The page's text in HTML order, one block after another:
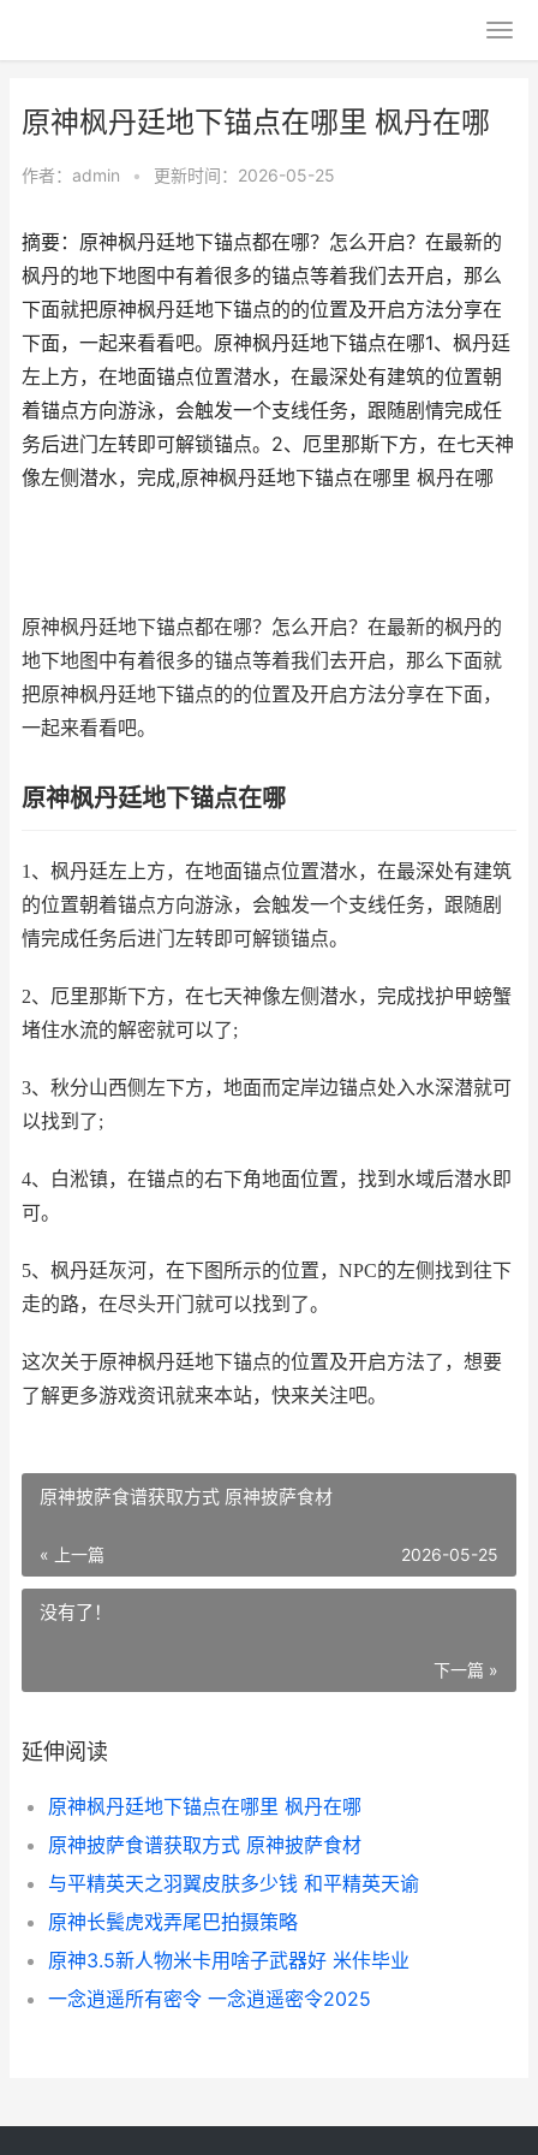
原神枫丹廷地下锚点在哪里 枫丹在哪
作者： admin • 更新时间：2026-05-25
摘要：原神枫丹廷地下锚点都在哪？怎么开启？在最新的
枫丹的地下地图中有着很多的锚点等着我们去开启，那么
下面就把原神枫丹廷地下锚点的的位置及开启方法分享在
下面，一起来看看吧。原神枫丹廷地下锚点在哪1、枫丹廷
左上方，在地面锚点位置潜水，在最深处有建筑的位置朝
着锚点方向游泳，会触发一个支线任务，跟随剧情完成任
务后进门左转即可解锁锚点。2、厄里那斯下方，在七天神
像左侧潜水，完成,原神枫丹廷地下锚点在哪里 枫丹在哪
原神枫丹廷地下锚点都在哪？怎么开启？在最新的枫丹的
地下地图中有着很多的锚点等着我们去开启，那么下面就
把原神枫丹廷地下锚点的的位置及开启方法分享在下面，
一起来看看吧。
原神枫丹廷地下锚点在哪
1、枫丹廷左上方，在地面锚点位置潜水，在最深处有建筑
的位置朝着锚点方向游泳，会触发一个支线任务，跟随剧
情完成任务后进门左转即可解锁锚点。
2、厄里那斯下方，在七天神像左侧潜水，完成找护甲螃蟹
堵住水流的解密就可以了;
3、秋分山西侧左下方，地面而定岸边锚点处入水深潜就可
以找到了;
4、白淞镇，在锚点的右下角地面位置，找到水域后潜水即
可。
5、枫丹廷灰河，在下图所示的位置，NPC的左侧找到往下
走的路，在尽头开门就可以找到了。
这次关于原神枫丹廷地下锚点的位置及开启方法了，想要
了解更多游戏资讯就来本站，快来关注吧。
原神披萨食谱获取方式 原神披萨食材
« 上一篇 2026-05-25
没有了！
下一篇 »
延伸阅读
原神枫丹廷地下锚点在哪里 枫丹在哪
原神披萨食谱获取方式 原神披萨食材
与平精英天之羽翼皮肤多少钱 和平精英天谕
原神长鬓虎戏弄尾巴拍摄策略
原神3.5新人物米卡用啥子武器好 米佧毕业
一念逍遥所有密令 一念逍遥密令2025